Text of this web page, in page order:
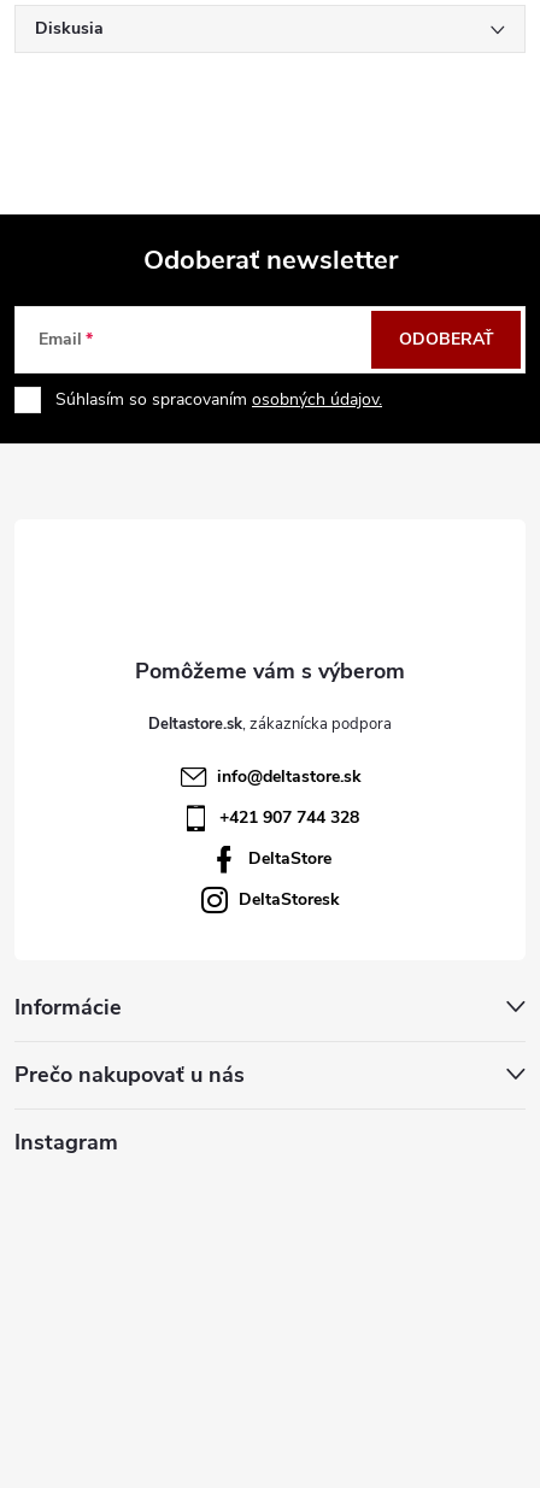
Diskusia
Z
á
p
Odoberať newsletter
Email
Súhlasím so spracovaním osobných údajov.
ODOBERAŤ
Deltastore.sk
info@deltastore.sk
+421 907 744 328
DeltaStore
DeltaStoresk
Informácie
Prečo nakupovať u nás
Instagram